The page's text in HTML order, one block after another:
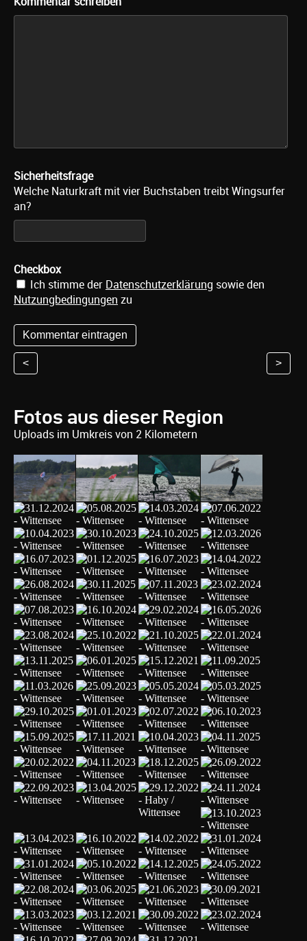
Sicherheitsfrage
Welche Naturkraft mit vier Buchstaben treibt Wingsurfer
an?
Checkbox
Ich stimme der Datenschutzerklärung sowie den
Nutzungbedingungen zu
< >
Fotos aus dieser Region
Uploads im Umkreis von 2 Kilometern